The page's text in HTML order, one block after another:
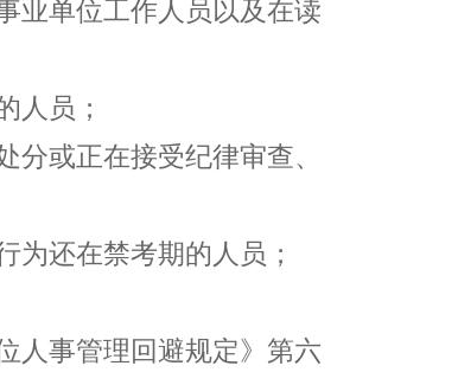
业单位工作人员以及在读
人员；
或正在接受纪律审查、
为还在禁考期的人员；
人事管理回避规定》第六